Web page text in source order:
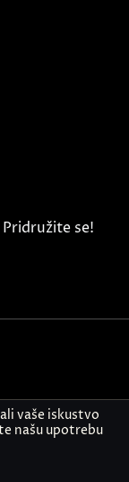
se!
vaše iskustvo
našu upotrebu